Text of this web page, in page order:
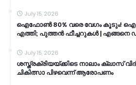
July 15, 2026
ഐഫോൺ 80% വരെ വേഗം കൂടും!
എത്തി; പുത്തൻ ഫീച്ചറുകൾ |
July 15, 2026
ശസ്ത്രക്രിയയ്ക്കിടെ നാലാം ക്ലാസ്
ചികിത്സാ പിഴവെന്ന് ആരോപണം